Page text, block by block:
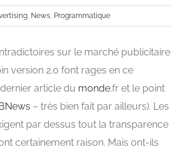
, News, Programmatique
sur le marché publicitaire
version 2.0 font rages en ce
article du monde.fr et le point
– très bien fait par ailleurs). Les
par dessus tout la transparence
certainement raison. Mais ont-ils